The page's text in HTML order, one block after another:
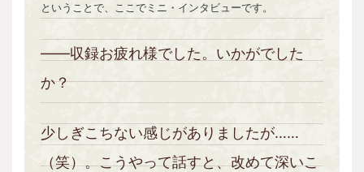
ということで、ここでミニ・インタビューです。
――収録お疲れ様でした。いかがでした
か？
少しぎこちない感じがありましたが……
（笑）。こうやって話すと、改めて深いこ